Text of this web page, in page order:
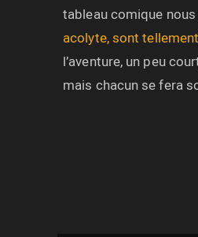
tableau comique
acolyte, sont
l’aventure, un peu
mais chacun se fera